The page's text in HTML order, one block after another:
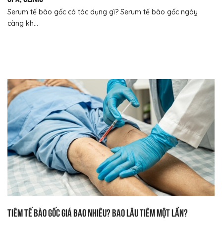
Serum tế bào gốc có tác dụng gì? Serum tế bào gốc ngày
càng kh...
Tiêm tế bào gốc giá bao nhiêu? Bao lâu tiêm một lần?